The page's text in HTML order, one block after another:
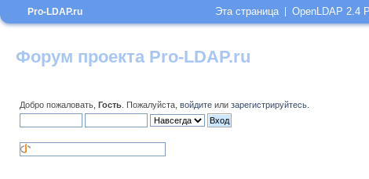
Форум проекта Pro-LDAP.ru
Добро пожаловать, Гость . Пожалуйста, войдите или зарегистрируйтесь
Pro-LDAP.ru Эта страница OpenLDAP 2.4